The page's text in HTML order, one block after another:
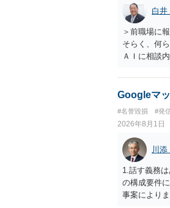
白井
＞前職場に
そらく、何
ＡＩに相談
ので、その
中傷の不特
して書き込
参考まで。
Googleマ
#名誉毀損 #発
2026年8月1日
川添
1.話す義務
の構成要件
事案により